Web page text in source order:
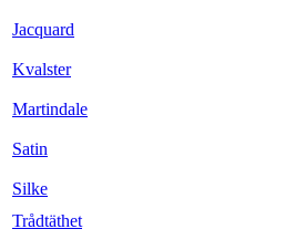
Jacquard
Kvalster
Martindale
Satin
Silke
Trådtäthet